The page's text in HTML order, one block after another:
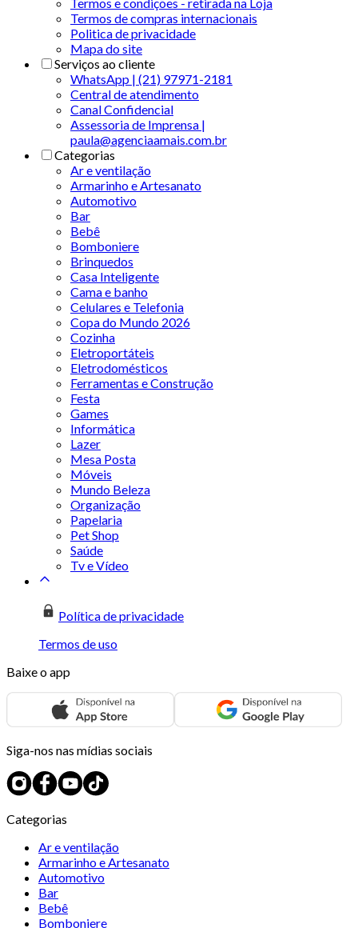
Termos de compras internacionais
Politica de privacidade
Mapa do site
Serviços ao cliente
WhatsApp | (21) 97971-2181
Central de atendimento
Canal Confidencial
Assessoria de Imprensa |
paula@agenciaamais.com.br
Categorias
Ar e ventilação
Armarinho e Artesanato
Automotivo
Bar
Bebê
Bomboniere
Brinquedos
Casa Inteligente
Cama e banho
Celulares e Telefonia
Copa do Mundo 2026
Cozinha
Eletroportáteis
Eletrodomésticos
Ferramentas e Construção
Festa
Games
Informática
Lazer
Mesa Posta
Móveis
Mundo Beleza
Organização
Papelaria
Pet Shop
Saúde
Tv e Vídeo
Política de privacidade
Termos de uso
Baixe o app
Siga-nos nas mídias sociais
Categorias
Ar e ventilação
Armarinho e Artesanato
Automotivo
Bar
Bebê
Bomboniere